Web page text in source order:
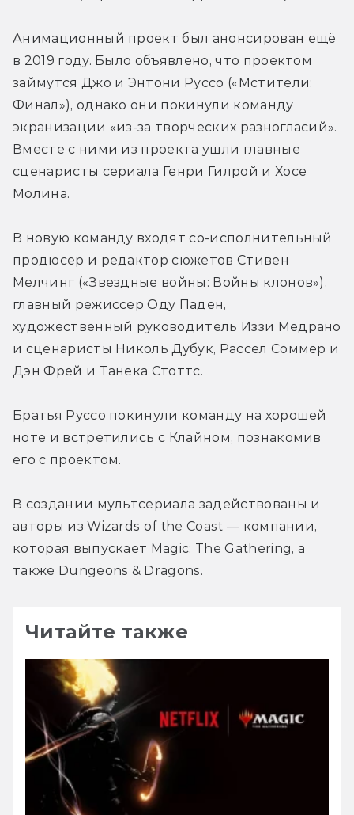
Анимационный проект был анонсирован ещё
в 2019 году. Было объявлено, что проектом
займутся Джо и Энтони Руссо («Мстители:
Финал»), однако они покинули команду
экранизации «из-за творческих разногласий».
Вместе с ними из проекта ушли главные
сценаристы сериала Генри Гилрой и Хосе
Молина.
В новую команду входят со-исполнительный
продюсер и редактор сюжетов Стивен
Мелчинг («Звездные войны: Войны клонов»),
главный режиссер Оду Паден,
художественный руководитель Иззи Медрано
и сценаристы Николь Дубук, Рассел Соммер и
Дэн Фрей и Танека Стоттс.
Братья Руссо покинули команду на хорошей
ноте и встретились с Клайном, познакомив
его с проектом.
В создании мультсериала задействованы и
авторы из Wizards of the Coast — компании,
которая выпускает Magic: The Gathering, а
также Dungeons & Dragons.
Читайте также